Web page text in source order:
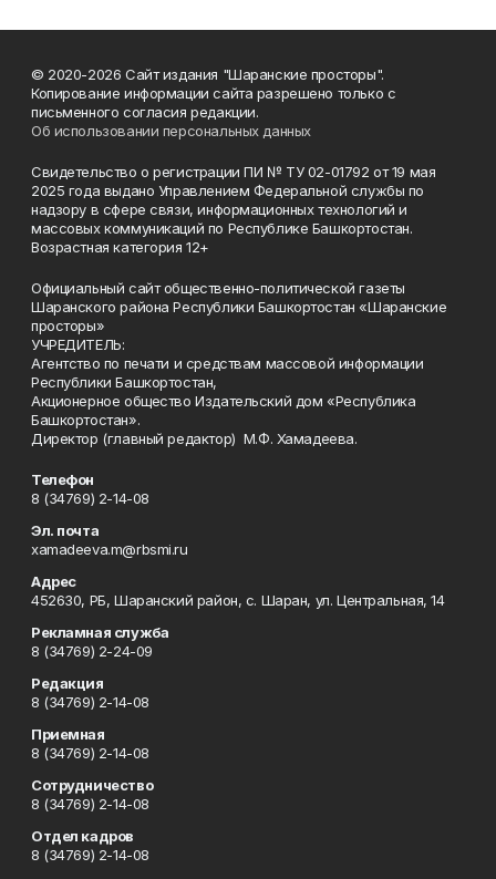
© 2020-2026 Сайт издания "Шаранские просторы".
Копирование информации сайта разрешено только с
письменного согласия редакции.
Об использовании персональных данных
Свидетельство о регистрации ПИ № ТУ 02-01792 от 19 мая
2025 года выдано Управлением Федеральной службы по
надзору в сфере связи, информационных технологий и
массовых коммуникаций по Республике Башкортостан.
Возрастная категория 12+
Официальный сайт общественно-политической газеты
Шаранского района Республики Башкортостан «Шаранские
просторы»
УЧРЕДИТЕЛЬ:
Агентство по печати и средствам массовой информации
Республики Башкортостан,
Акционерное общество Издательский дом «Республика
Башкортостан».
Директор (главный редактор) М.Ф. Хамадеева.
Телефон
8 (34769) 2-14-08
Эл. почта
xamadeeva.m@rbsmi.ru
Адрес
452630, РБ, Шаранский район, с. Шаран, ул. Центральная, 14
Рекламная служба
8 (34769) 2-24-09
Редакция
8 (34769) 2-14-08
Приемная
8 (34769) 2-14-08
Сотрудничество
8 (34769) 2-14-08
Отдел кадров
8 (34769) 2-14-08